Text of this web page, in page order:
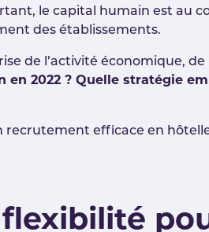
le capital humain est au
des établissements.
de l’activité économique,
2022 ? Quelle stratégie
recrutement efficace en
flexibilité